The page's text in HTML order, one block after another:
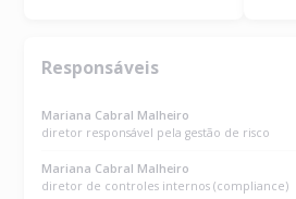
Responsáveis
Mariana Cabral Malheiro
diretor responsável pela gestão de risco
Mariana Cabral Malheiro
diretor de controles internos (compliance)